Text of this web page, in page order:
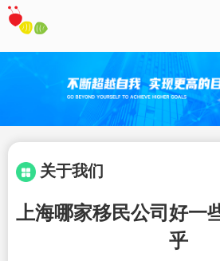
关于我们
上海哪家移民公司好一
乎